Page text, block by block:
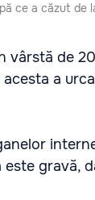
ce a căzut de
de
a
gravă,